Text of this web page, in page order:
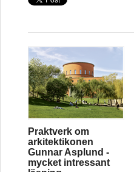
Praktverk om
arkitektikonen
Gunnar Asplund -
mycket intressant